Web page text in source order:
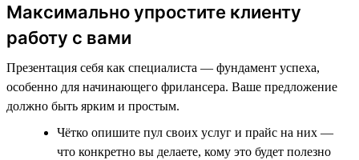
Максимально упростите клиенту
работу с вами
Презентация себя как специалиста — фундамент успеха,
особенно для начинающего фрилансера. Ваше предложение
должно быть ярким и простым.
Чётко опишите пул своих услуг и прайс на них —
что конкретно вы делаете, кому это будет полезно